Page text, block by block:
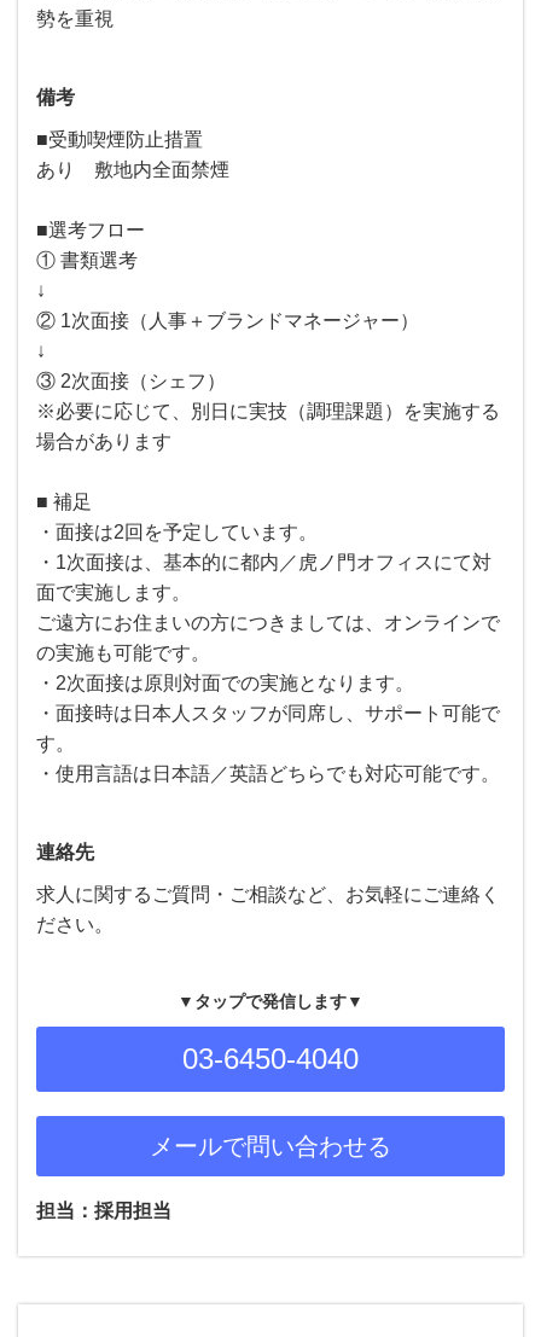
勢を重視
備考
■受動喫煙防止措置
あり 敷地内全面禁煙
■選考フロー
① 書類選考
↓
② 1次面接（人事＋ブランドマネージャー）
↓
③ 2次面接（シェフ）
※必要に応じて、別日に実技（調理課題）を実施する
場合があります
■ 補足
・面接は2回を予定しています。
・1次面接は、基本的に都内／虎ノ門オフィスにて対
面で実施します。
ご遠方にお住まいの方につきましては、オンラインで
の実施も可能です。
・2次面接は原則対面での実施となります。
・面接時は日本人スタッフが同席し、サポート可能で
す。
・使用言語は日本語／英語どちらでも対応可能です。
連絡先
求人に関するご質問・ご相談など、お気軽にご連絡く
ださい。
▼タップで発信します▼
03-6450-4040
メールで問い合わせる
担当：採用担当